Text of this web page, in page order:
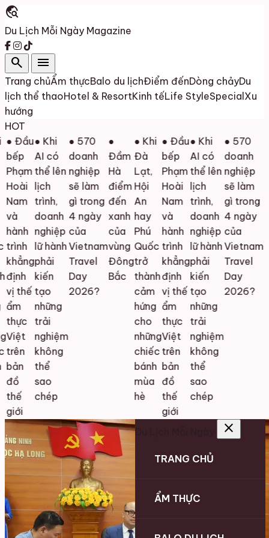
travel_explore
Du Lịch Mỗi Ngày Magazine
search menu
Trang chủẨm thựcBalo du lịchĐiểm đếnDòng chảyDu
lịch thể thaoHotel & ResortKinh tếLife StyleSpecial Xu
hướng
HOT
Đầu
thế
● Khi
AI có
thể lên
lịch
trình,
doanh
nghiệp
lữ hành
phải
kiến
tạo
những
trải
nghiệm
không
thể
sao
chép
● 570
doanh
nghiệp
sẽ làm
gì trong
4 ngày
của
Vietnam
Travel
Day
2026?
Đầm
Hà
điểm
đến
xanh
của
vùng
Đông
Bắc
● Khi
Đà
Lạt,
Hội
An
hay
Phú
Quốc
trở
thành
cảm
hứng
cho
những
chiếc
bánh
mùa
hè
● Đầu
bếp
Phạm
Hoài
Nam
và
hành
trình
khẳng
định
vị thế
ẩm
thực
Việt
trên
bản
đồ
thế
giới
● Khi
AI có
thể lên
lịch
trình,
doanh
nghiệp
lữ hành
phải
kiến
tạo
những
trải
nghiệm
không
thể
sao
chép
● 570
doanh
nghiệp
sẽ làm
gì trong
4 ngày
của
Vietnam
Travel
Day
2026?
close
TRANG CHỦ
ẨM THỰC